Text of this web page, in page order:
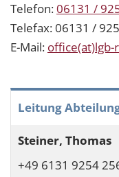
Telefon:06131 /
Telefax: 06131 /
E-Mail: office(at)lgb-
Leitung
Steiner, Thomas
+49 6131 9254